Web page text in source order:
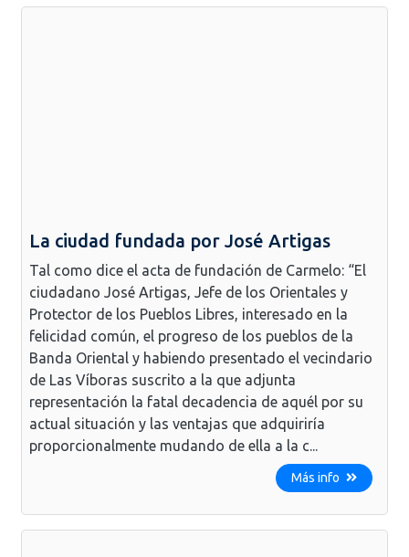
La ciudad fundada por José Artigas
Tal como dice el acta de fundación de Carmelo: “El
ciudadano José Artigas, Jefe de los Orientales y
Protector de los Pueblos Libres, interesado en la
felicidad común, el progreso de los pueblos de la
Banda Oriental y habiendo presentado el vecindario
de Las Víboras suscrito a la que adjunta
representación la fatal decadencia de aquél por su
actual situación y las ventajas que adquiriría
proporcionalmente mudando de ella a la c...
Más info